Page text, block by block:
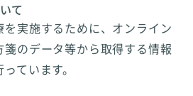
て
を実施するために、オンライン
のデータ等から取得する情報
ています。